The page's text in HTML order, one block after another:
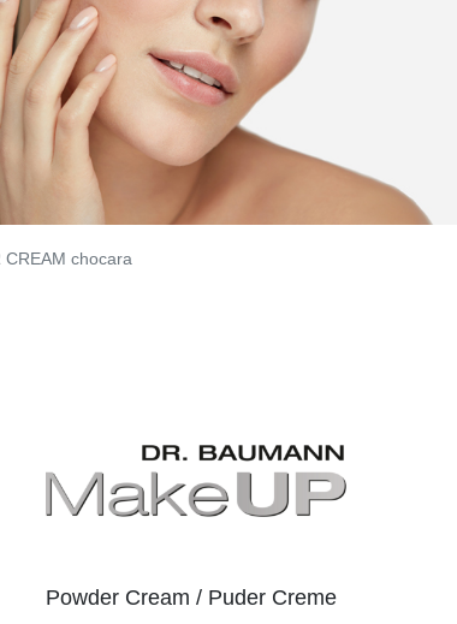
CREAM chocara
Powder Cream / Puder Creme